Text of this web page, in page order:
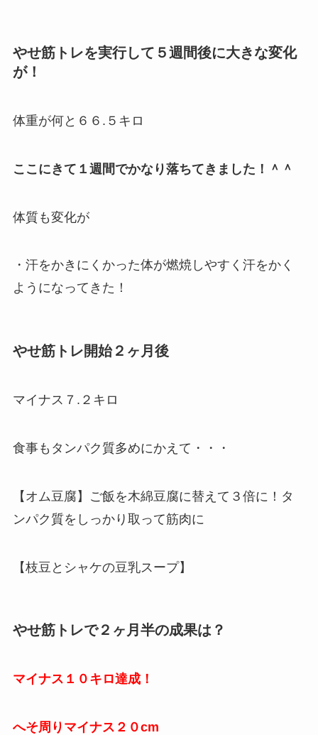
やせ筋トレを実行して５週間後に大きな変化
が！
体重が何と６６.５キロ
ここにきて１週間でかなり落ちてきました！＾＾
体質も変化が
・汗をかきにくかった体が燃焼しやすく汗をかく
ようになってきた！
やせ筋トレ開始２ヶ月後
マイナス７.２キロ
食事もタンパク質多めにかえて・・・
【オム豆腐】ご飯を木綿豆腐に替えて３倍に！タ
ンパク質をしっかり取って筋肉に
【枝豆とシャケの豆乳スープ】
やせ筋トレで２ヶ月半の成果は？
マイナス１０キロ達成！
へそ周りマイナス２０cm